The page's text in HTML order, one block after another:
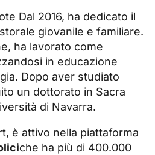
Dal 2016, ha dedicato il
giovanile e familiare.
ha lavorato come
in educazione
Dopo aver studiato
un dottorato in Sacra
di Navarra.
è attivo nella piattaforma
che ha più di 400.000